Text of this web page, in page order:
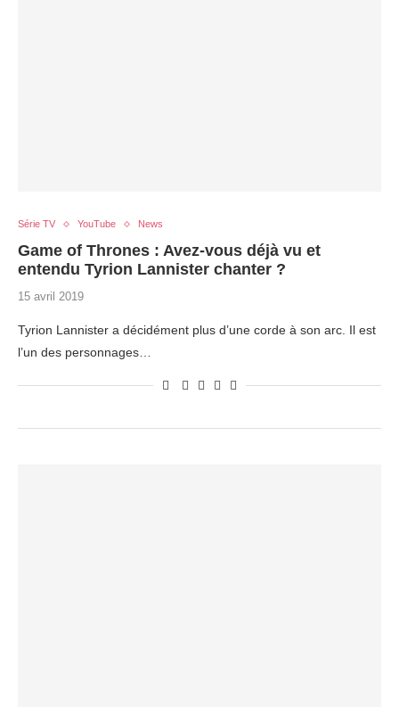
Série TV YouTube News
Game of Thrones : Avez-vous déjà vu et
entendu Tyrion Lannister chanter ?
15 avril 2019
Tyrion Lannister a décidément plus d’une corde à son arc. Il est
l’un des personnages…